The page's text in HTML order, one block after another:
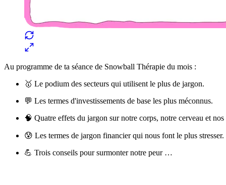
Au programme de ta séance de Snowball Thérapie du mois :
🥇 Le podium des secteurs qui utilisent le plus de jargon.
💬 Les termes d'investissements de base les plus méconnus.
🧠 Quatre effets du jargon sur notre corps, notre cerveau et nos
😰 Les termes de jargon financier qui nous font le plus stresser.
💪 Trois conseils pour surmonter notre peur …